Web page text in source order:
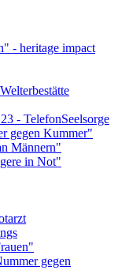
- heritage impact
- TelefonSeelsorge
gegen Kummer"
Männern"
in Not"
gegen